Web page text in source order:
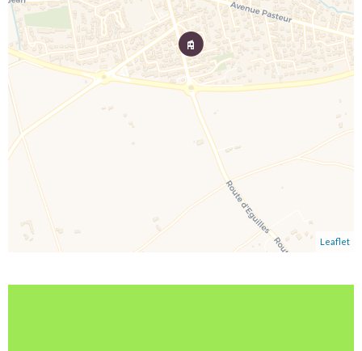
Leaflet